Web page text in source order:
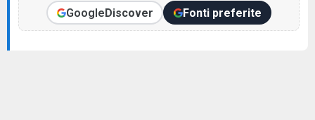
GoogleDiscover Fonti preferite